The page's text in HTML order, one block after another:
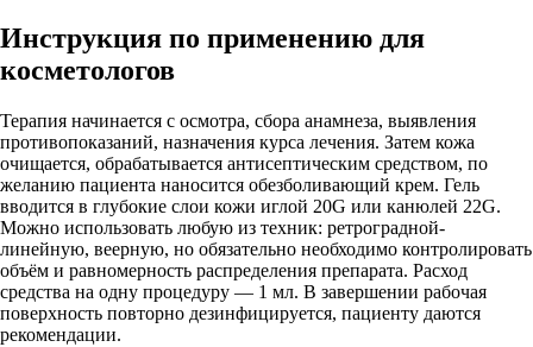
Инструкция по применению для
косметологов
Терапия начинается с осмотра, сбора анамнеза, выявления
противопоказаний, назначения курса лечения. Затем кожа
очищается, обрабатывается антисептическим средством, по
желанию пациента наносится обезболивающий крем. Гель
вводится в глубокие слои кожи иглой 20G или канюлей 22G.
Можно использовать любую из техник: ретроградной-
линейную, веерную, но обязательно необходимо контролировать
объём и равномерность распределения препарата. Расход
средства на одну процедуру — 1 мл. В завершении рабочая
поверхность повторно дезинфицируется, пациенту даются
рекомендации.